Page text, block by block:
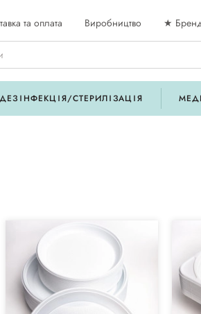
та оплата Виробництво ★
ДЕЗІНФЕКЦІЯ/СТЕРИЛІЗАЦІЯ